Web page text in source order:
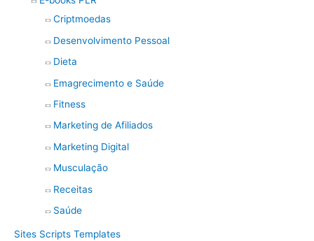
Criptmoedas
Desenvolvimento Pessoal
Dieta
Emagrecimento e Saúde
Fitness
Marketing de Afiliados
Marketing Digital
Musculação
Receitas
Saúde
Sites Scripts Templates